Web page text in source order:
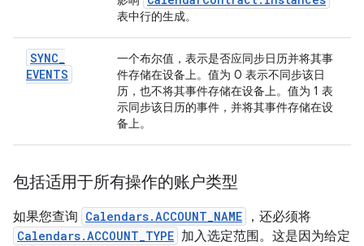
表中行的生成。
SYNC_
EVENTS
一个布尔值，表示是否应同步日历并将其事
件存储在设备上。值为 0 表示不同步该日
历，也不将其事件存储在设备上。值为 1 表
示同步该日历的事件，并将其事件存储在设
备上。
包括适用于所有操作的账户类型
如果您查询 Calendars.ACCOUNT_NAME ，还必须将
Calendars.ACCOUNT_TYPE 加入选定范围。这是因为给定